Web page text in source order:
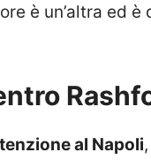
è un’altra ed è
al Napoli